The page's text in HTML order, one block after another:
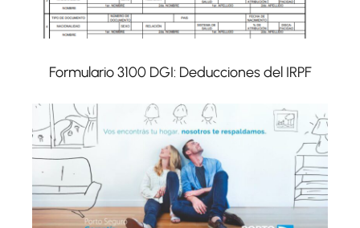
Formulario 3100 DGI: Deducciones del IRPF